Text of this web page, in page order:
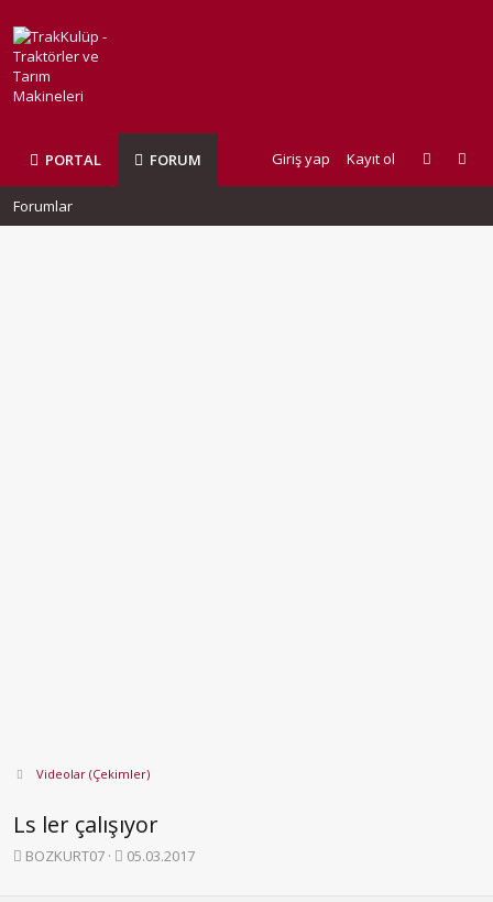
PORTAL FORUM Giriş yap Kayıt ol
Forumlar
Videolar (Çekimler)
Ls ler çalışıyor
K
BOZKURT07
B
05.03.2017